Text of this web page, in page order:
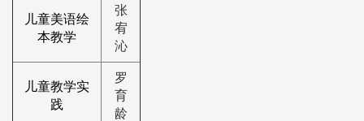
儿童美语绘
本教学
张
宥
沁
儿童教学实
践
罗
育
龄